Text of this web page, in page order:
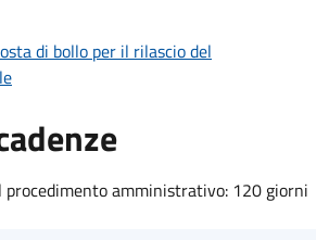
di bollo per il rilascio del
procedimento amministrativo: 120 giorni